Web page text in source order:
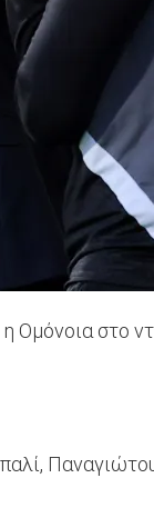
Ομόνοια στο